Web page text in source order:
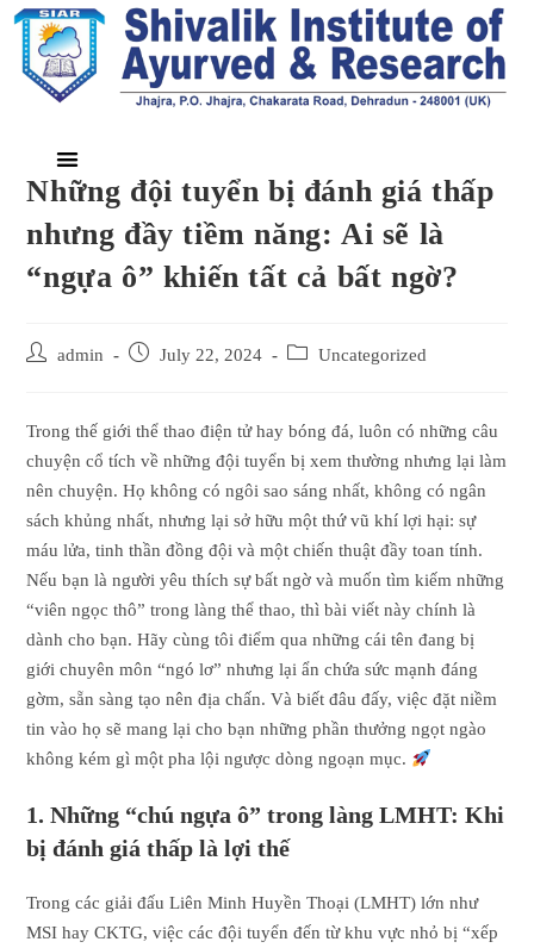
Những đội tuyển bị đánh giá thấp
nhưng đầy tiềm năng: Ai sẽ là
“ngựa ô” khiến tất cả bất ngờ?
admin July 22, 2024 Uncategorized
Trong thế giới thể thao điện tử hay bóng đá, luôn có những câu
chuyện cổ tích về những đội tuyển bị xem thường nhưng lại làm
nên chuyện. Họ không có ngôi sao sáng nhất, không có ngân
sách khủng nhất, nhưng lại sở hữu một thứ vũ khí lợi hại: sự
máu lửa, tinh thần đồng đội và một chiến thuật đầy toan tính.
Nếu bạn là người yêu thích sự bất ngờ và muốn tìm kiếm những
“viên ngọc thô” trong làng thể thao, thì bài viết này chính là
dành cho bạn. Hãy cùng tôi điểm qua những cái tên đang bị
giới chuyên môn “ngó lơ” nhưng lại ẩn chứa sức mạnh đáng
gờm, sẵn sàng tạo nên địa chấn. Và biết đâu đấy, việc đặt niềm
tin vào họ sẽ mang lại cho bạn những phần thưởng ngọt ngào
không kém gì một pha lội ngược dòng ngoạn mục.
1. Những “chú ngựa ô” trong làng LMHT: Khi
bị đánh giá thấp là lợi thế
Trong các giải đấu Liên Minh Huyền Thoại (LMHT) lớn như
MSI hay CKTG, việc các đội tuyển đến từ khu vực nhỏ bị “xếp